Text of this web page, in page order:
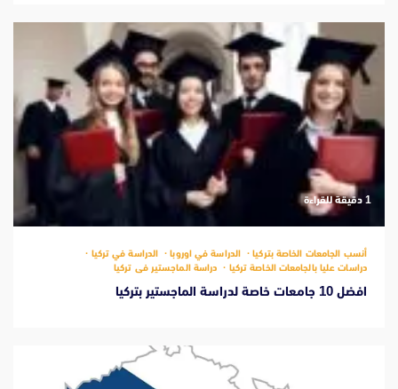
‫1 دقيقة للقراءة
أنسب الجامعات الخاصة بتركيا الدراسة في اوروبا
الدراسة في تركيا
دراسات عليا بالجامعات الخاصة تركيا
دراسة الماجستير فى تركيا
افضل 10 جامعات خاصة لدراسة الماجستير بتركيا